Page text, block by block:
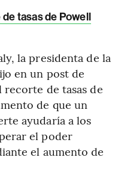
tasas de Powell
la presidenta de la
en un post de
recorte de tasas de
de que un
ayudaría a los
el poder
el aumento de